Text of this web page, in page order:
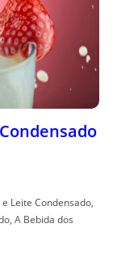
Leite Condensado,
A Bebida dos